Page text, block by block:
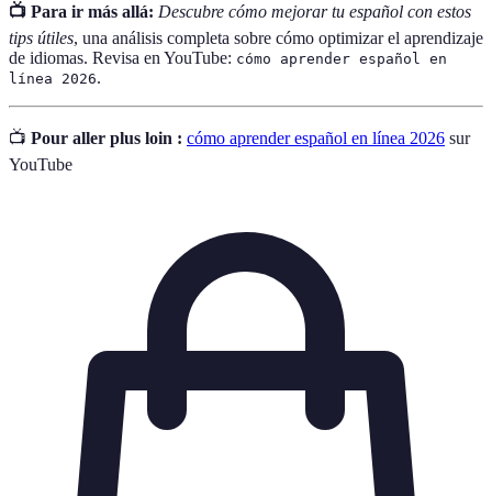
📺 Para ir más allá: Descubre cómo mejorar tu español con estos
tips útiles, una análisis completa sobre cómo optimizar el aprendizaje
de idiomas. Revisa en YouTube: cómo aprender español en
línea 2026.
📺 Pour aller plus loin : cómo aprender español en línea 2026 sur
YouTube